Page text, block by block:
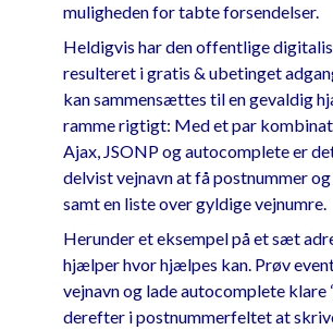
muligheden for tabte forsendelser.
Heldigvis har den offentlige
resulteret i gratis & ubetinget
kan sammensættes til en gevaldig
ramme rigtigt: Med et par
Ajax, JSONP og autocomplete er
delvist vejnavn at få postnummer
samt en liste over gyldige vejnumre.
Herunder et eksempel på et sæt
hjælper hvor hjælpes kan. Prøv
vejnavn og lade autocomplete klare
derefter i postnummerfeltet at